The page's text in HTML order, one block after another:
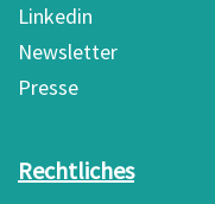
Linkedin
Newsletter
Presse
Rechtliches